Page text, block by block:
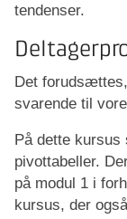
tendenser.
Det
svarende til
På dette kursus
pivottabeller.
på modul 1 i
kursus, der